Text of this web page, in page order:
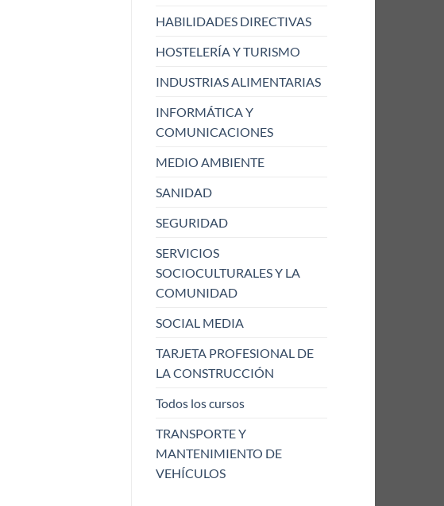
HABILIDADES DIRECTIVAS
HOSTELERÍA Y TURISMO
INDUSTRIAS ALIMENTARIAS
INFORMÁTICA Y
COMUNICACIONES
MEDIO AMBIENTE
SANIDAD
SEGURIDAD
SERVICIOS
SOCIOCULTURALES Y LA
COMUNIDAD
SOCIAL MEDIA
TARJETA PROFESIONAL DE
LA CONSTRUCCIÓN
Todos los cursos
TRANSPORTE Y
MANTENIMIENTO DE
VEHÍCULOS